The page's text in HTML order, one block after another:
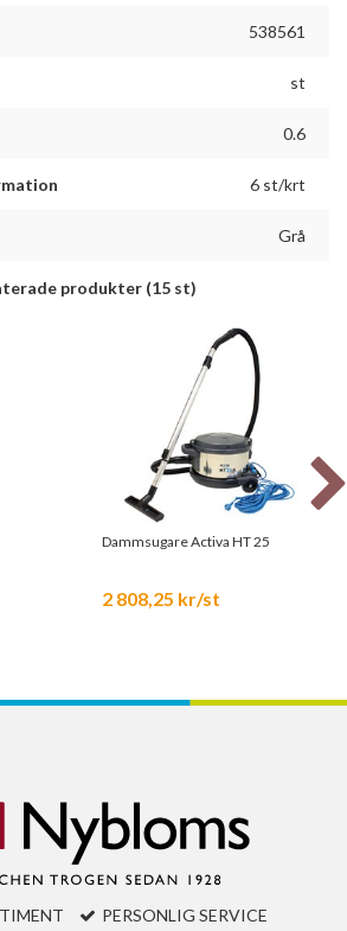
538561
st
0.6
6 st/krt
Grå
produkter (15 st)
Dammsugare Activa HT 25
2 808,25 kr/st
PERSONLIG SERVICE